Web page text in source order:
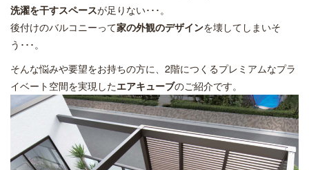
洗濯を干すスペースが足りない･･･。
後付けのバルコニーって家の外観のデザインを壊してしまいそ
う･･･。
そんな悩みや要望をお持ちの方に、2階につくるプレミアムなプラ
イベート空間を実現したエアキューブのご紹介です。